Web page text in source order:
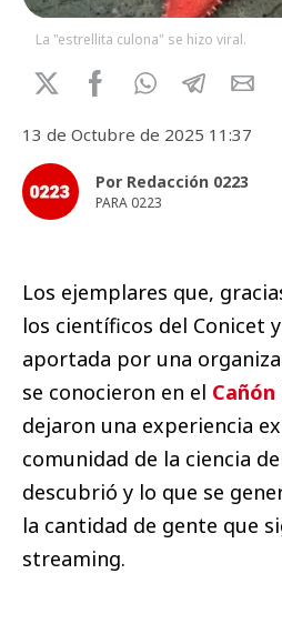
La "estrellita culona" se hizo viral.
13 de Octubre de 2025 11:37
Por Redacción 0223
PARA 0223
Los ejemplares que,
los científicos del Conicet
aportada por una
se conocieron en el
dejaron una experiencia
comunidad de la ciencia
descubrió y lo que se
la cantidad de gente que
streaming.